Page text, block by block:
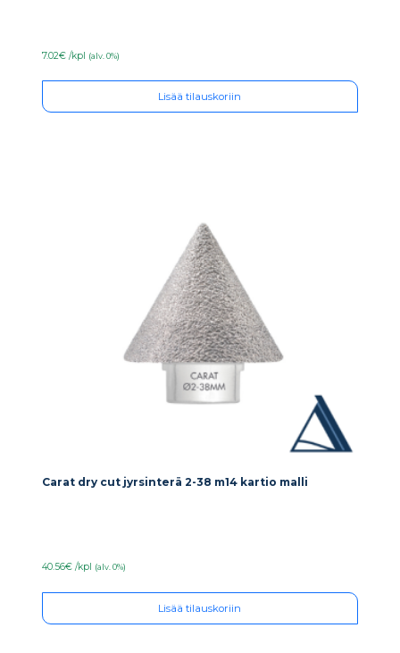
7.02€ /kpl (alv. 0%)
Lisää tilauskoriin
Carat dry cut jyrsinterä 2-38 m14 kartio malli
40.56€ /kpl (alv. 0%)
Lisää tilauskoriin